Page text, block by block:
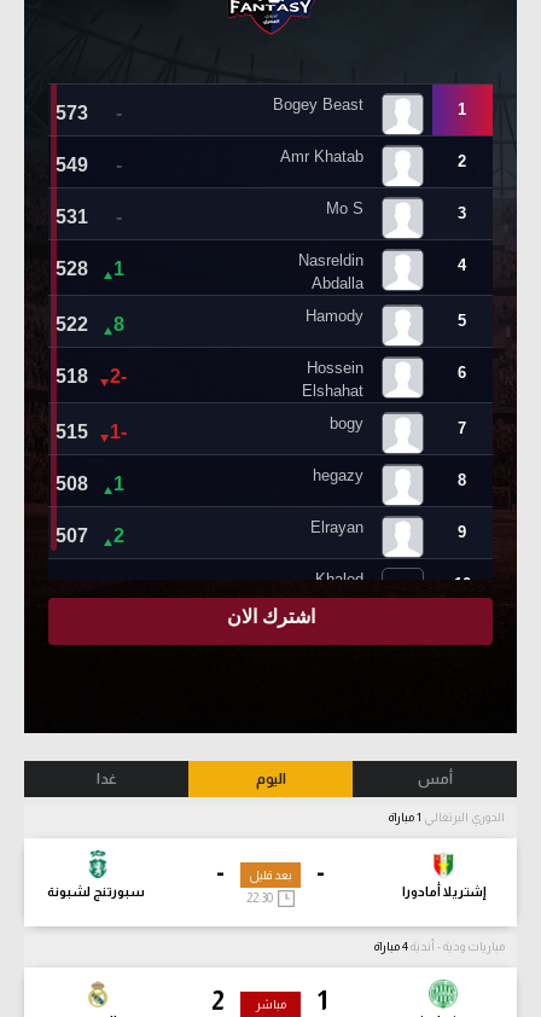
أمس اليوم غدا
الدوري البرتغالي
-
إشتريلا أمادورا
-
سبورتنج لشبونة
بعد قليل
مباريات ودية - أندية
1
2 مباشر